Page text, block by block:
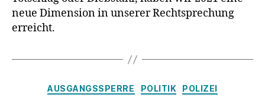
sich
die
neue Dimension in unserer Rechtsprechung
erreicht.
Kategorien
AUSGANGSSPERRE POLITIK POLIZEI